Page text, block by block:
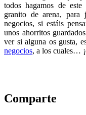
todos hagamos de
granito de arena, para
negocios, si estáis
unos ahorritos
ver si alguna os gusta,
negocios, a los cuales…
Comparte